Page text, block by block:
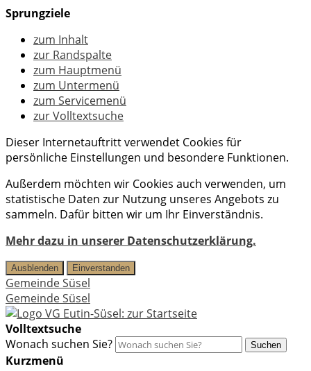
Sprungziele
zum Inhalt
zur Randspalte
zum Hauptmenü
zum Untermenü
zum Servicemenü
zur Volltextsuche
Dieser Internetauftritt verwendet Cookies für
persönliche Einstellungen und besondere Funktionen.
Außerdem möchten wir Cookies auch verwenden, um
statistische Daten zur Nutzung unseres Angebots zu
sammeln. Dafür bitten wir um Ihr Einverständnis.
Mehr dazu in unserer Datenschutzerklärung.
Ausblenden Einverstanden
Gemeinde Süsel
Gemeinde Süsel
Volltextsuche
Wonach suchen Sie?
Suchen
Kurzmenü